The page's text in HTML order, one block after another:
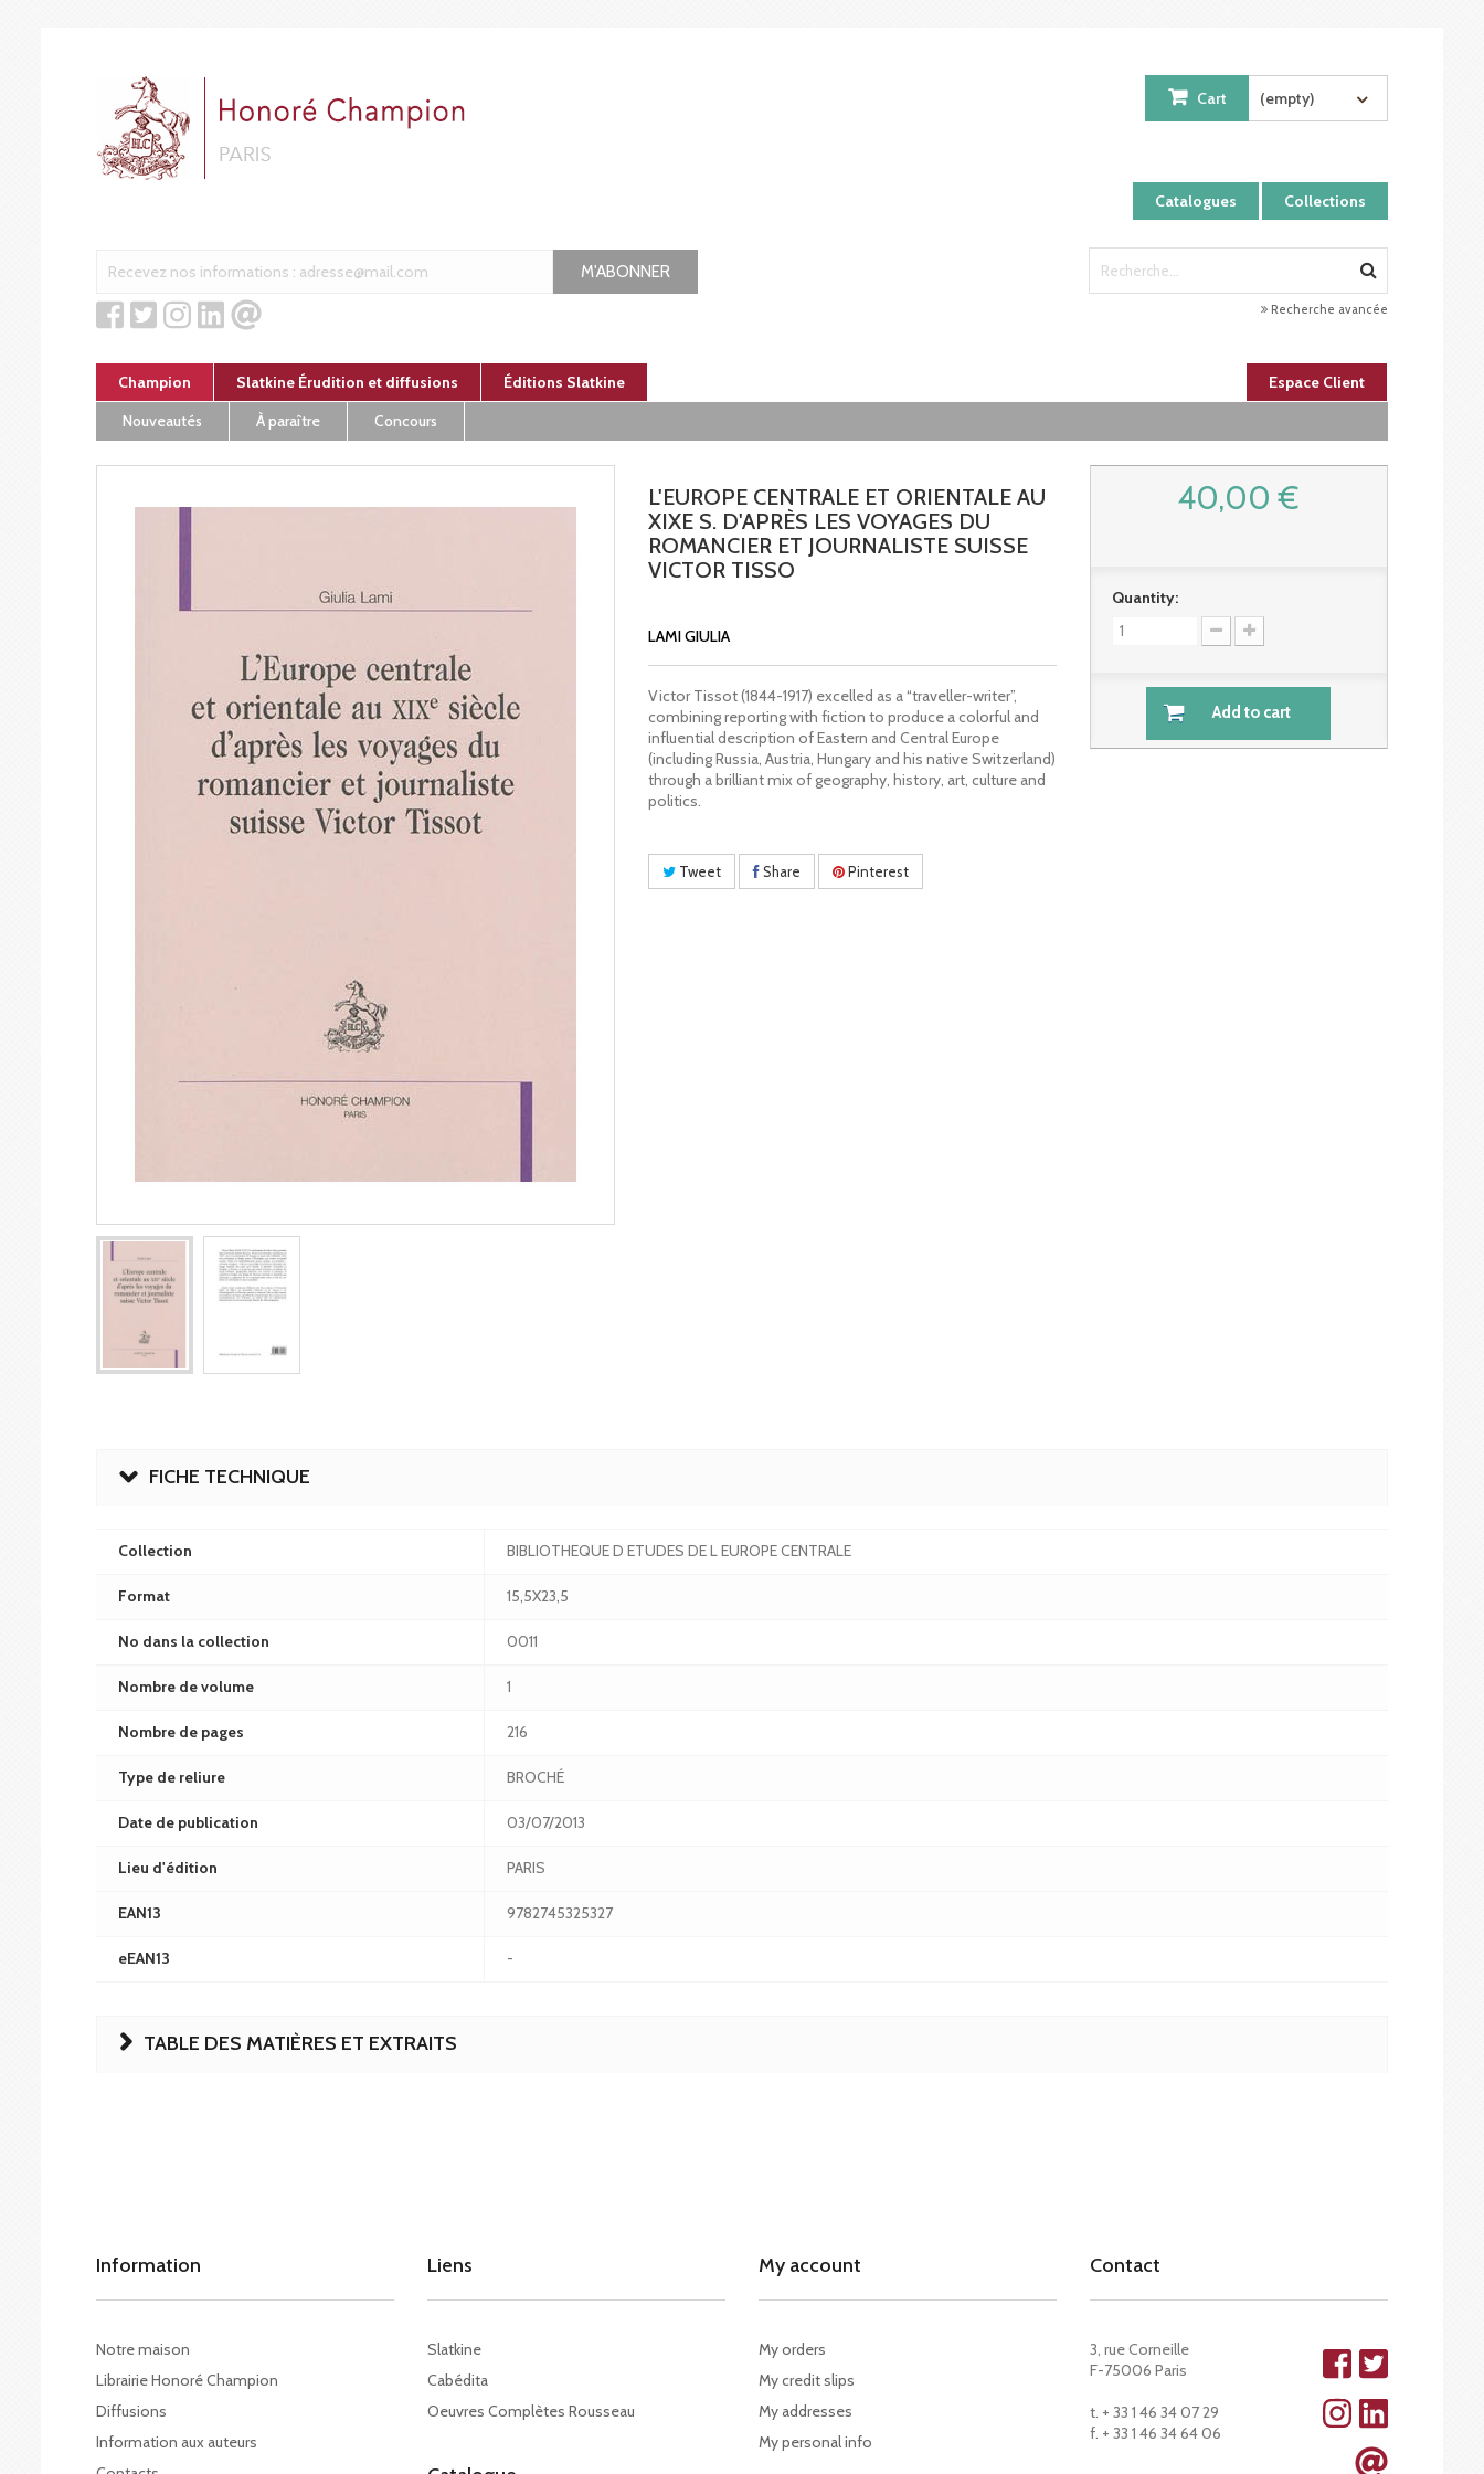
Catalogues Collections
Cart (empty)
M'ABONNER
Recherche avancée
Champion Slatkine Érudition et diffusions Éditions Slatkine
Espace Client
Nouveautés
À paraître Concours
L'EUROPE CENTRALE ET ORIENTALE AU
XIXE S. D'APRÈS LES VOYAGES DU
ROMANCIER ET JOURNALISTE SUISSE
VICTOR TISSO
LAMI GIULIA
Victor Tissot (1844-1917) excelled as a “traveller-writer”,
combining reporting with fiction to produce a colorful and
influential description of Eastern and Central Europe
(including Russia, Austria, Hungary and his native Switzerland)
through a brilliant mix of geography, history, art, culture and
politics.
Tweet Share Pinterest
40,00 €
Quantity:
Add to cart
FICHE TECHNIQUE
Collection BIBLIOTHEQUE D ETUDES DE L EUROPE CENTRALE
Format 15,5X23,5
No dans la collection 0011
Nombre de volume 1
Nombre de pages 216
Type de reliure BROCHÉ
Date de publication 03/07/2013
Lieu d'édition PARIS
EAN13 9782745325327
eEAN13 -
TABLE DES MATIÈRES ET EXTRAITS
Information
Notre maison
Librairie Honoré Champion
Diffusions
Information aux auteurs
Liens
Slatkine
Cabédita
Oeuvres Complètes Rousseau
My account
My orders
My credit slips
My addresses
My personal info
Contact
3, rue Corneille
F-75006 Paris
t. + 33 1 46 34 07 29
f. + 33 1 46 34 64 06